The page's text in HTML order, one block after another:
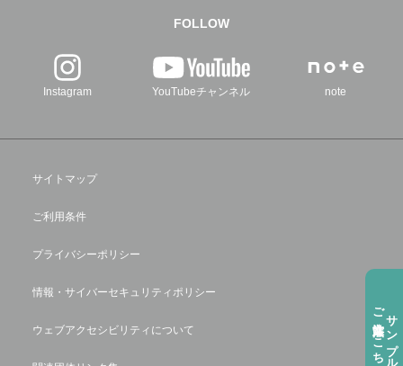
サンプル請求
ご注⽂方法はこちら
FOLLOW
Instagram YouTubeチャンネル note
サイトマップ
ご利用条件
プライバシーポリシー
情報・サイバーセキュリティポリシー
ウェブアクセシビリティについて